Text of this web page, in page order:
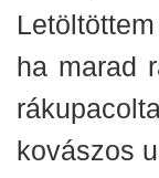
ha marad
kovászos